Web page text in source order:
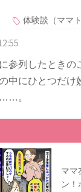
体験談（ママト
参列したときの
中にひとつだけ
。
ママ
ン！